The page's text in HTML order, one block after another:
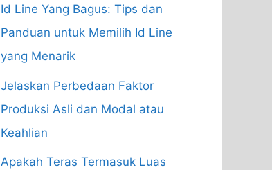
Id Line Yang Bagus: Tips dan
Panduan untuk Memilih Id Line
yang Menarik
Jelaskan Perbedaan Faktor
Produksi Asli dan Modal atau
Keahlian
Apakah Teras Termasuk Luas